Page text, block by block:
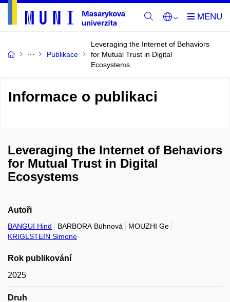
Publikace
Leveraging the Internet of Behaviors
for Mutual Trust in Digital
Ecosystems
Informace o publikaci
Leveraging the Internet of Behaviors
for Mutual Trust in Digital
Ecosystems
Autoři
BANGUI Hind BARBORA Bühnová
MOUZHI Ge
KRIGLSTEIN Simone
Rok publikování
2025
Druh